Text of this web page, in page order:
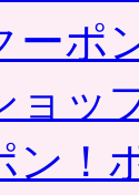
ーポ
ョ
ン！